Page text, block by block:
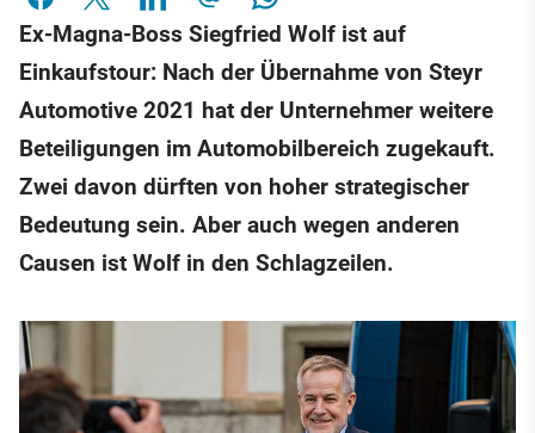
Ex-Magna-Boss Siegfried Wolf ist auf
Einkaufstour: Nach der Übernahme von Steyr
Automotive 2021 hat der Unternehmer weitere
Beteiligungen im Automobilbereich zugekauft.
Zwei davon dürften von hoher strategischer
Bedeutung sein. Aber auch wegen anderen
Causen ist Wolf in den Schlagzeilen.